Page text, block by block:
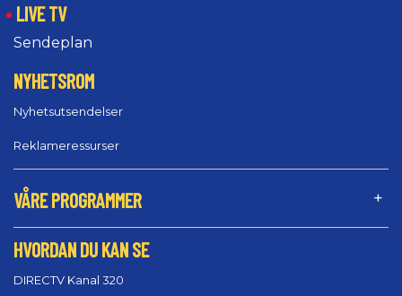
LIVE TV
Sendeplan
NYHETSROM
Nyhetsutsendelser
Reklameressurser
VÅRE PROGRAMMER
HVORDAN DU KAN SE
DIRECTV Kanal 320